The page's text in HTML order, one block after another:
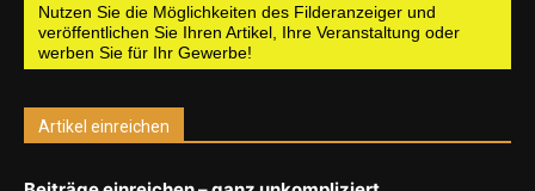
Nutzen Sie die Möglichkeiten des Filderanzeiger und
veröffentlichen Sie Ihren Artikel, Ihre Veranstaltung oder
werben Sie für Ihr Gewerbe!
Artikel einreichen